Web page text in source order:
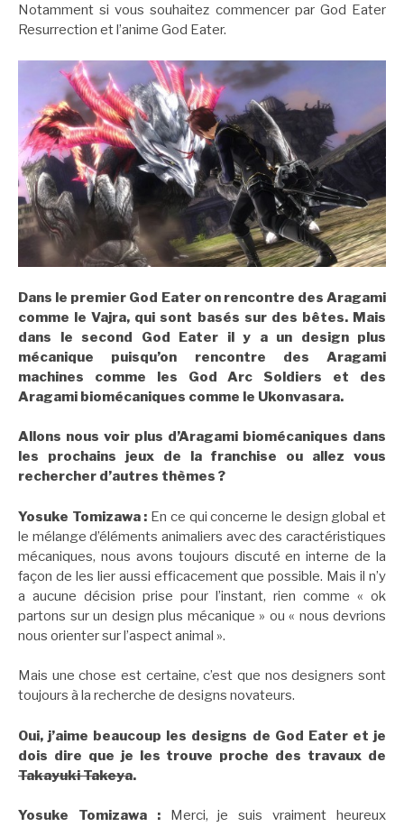
Notamment si vous souhaitez commencer par God Eater
Resurrection et l’anime God Eater.
Dans le premier God Eater on rencontre des Aragami
comme le Vajra, qui sont basés sur des bêtes. Mais
dans le second God Eater il y a un design plus
mécanique puisqu’on rencontre des Aragami
machines comme les God Arc Soldiers et des
Aragami biomécaniques comme le Ukonvasara.
Allons nous voir plus d’Aragami biomécaniques dans
les prochains jeux de la franchise ou allez vous
rechercher d’autres thèmes ?
Yosuke Tomizawa : En ce qui concerne le design global et
le mélange d’éléments animaliers avec des caractéristiques
mécaniques, nous avons toujours discuté en interne de la
façon de les lier aussi efficacement que possible. Mais il n’y
a aucune décision prise pour l’instant, rien comme « ok
partons sur un design plus mécanique » ou « nous devrions
nous orienter sur l’aspect animal ».
Mais une chose est certaine, c’est que nos designers sont
toujours à la recherche de designs novateurs.
Oui, j’aime beaucoup les designs de God Eater et je
dois dire que je les trouve proche des travaux de
Takayuki Takeya.
Yosuke Tomizawa : Merci, je suis vraiment heureux